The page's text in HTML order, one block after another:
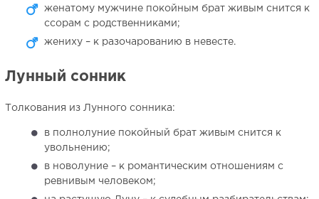
женатому мужчине покойным брат живым снится к
ссорам с родственниками;
жениху – к разочарованию в невесте.
Лунный сонник
Толкования из Лунного сонника:
в полнолуние покойный брат живым снится к
увольнению;
в новолуние – к романтическим отношениям с
ревнивым человеком;